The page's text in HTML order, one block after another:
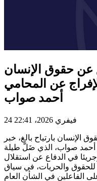
عن حقوق الإنسان
عن المحامي
أحمد صواب
24 فيفري 2026، 22:41
الإنسان بارتياح بالغ، خبر
أحمد صواب، الذي ضَلَّ طيلة
في الدفاع عن استقلال
للحقوق والحريات، في سياق